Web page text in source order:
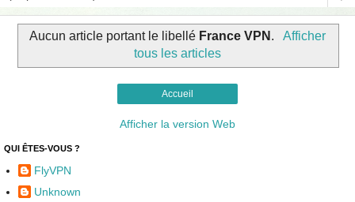
Aucun article portant le libellé France VPN .
Afficher
tous les articles
Accueil
Afficher la version Web
QUI ÊTES-VOUS ?
FlyVPN
Unknown